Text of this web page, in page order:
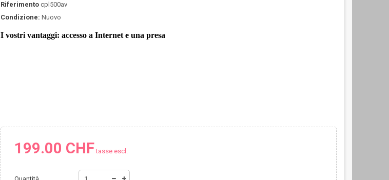
Riferimento cpl500av
Condizione: Nuovo
I vostri vantaggi: accesso a Internet e una presa
199.00 CHFtasse escl.